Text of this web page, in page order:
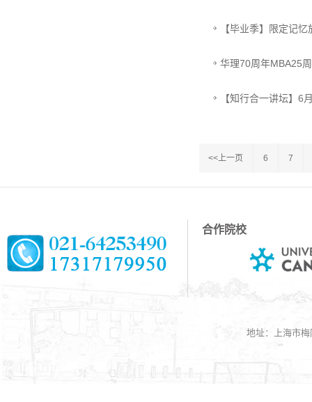
【毕业季】限定记
华理70周年MBA25
【知行合一讲坛】6
<<上一页 6 7
合作院校
地址：上海市